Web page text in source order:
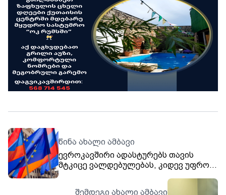
წინა ახალი ამბავი
ევროკავშირი ადასტურებს თავის
მტკიცე ვალდებულებას, კიდევ უფრო
შემდეგი ახალი ამბავი